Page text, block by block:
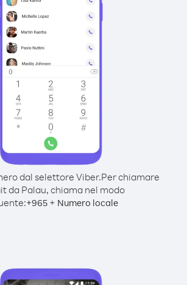
dal selettore Viber.Per chiamare
da Palau, chiama nel modo
+965 + Numero locale